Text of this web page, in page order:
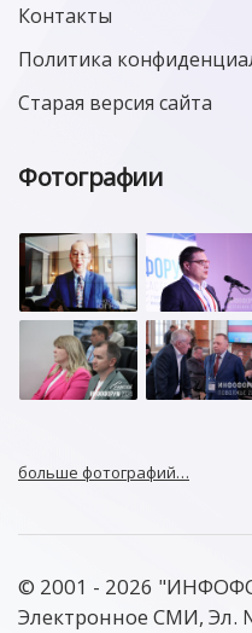
Контакты
Политика
Старая версия сайта
Фотографии
больше фотографий…
© 2001 - 2026
Электронное СМИ,